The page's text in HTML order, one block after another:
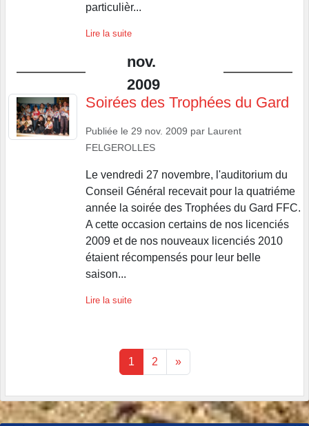
particulièr...
Lire la suite
nov.
2009
Soirées des Trophées du Gard
Publiée le 29 nov. 2009 par Laurent
FELGEROLLES
Le vendredi 27 novembre, l'auditorium du
Conseil Général recevait pour la quatriéme
année la soirée des Trophées du Gard FFC.
A cette occasion certains de nos licenciés
2009 et de nos nouveaux licenciés 2010
étaient récompensés pour leur belle
saison...
Lire la suite
1 2 »